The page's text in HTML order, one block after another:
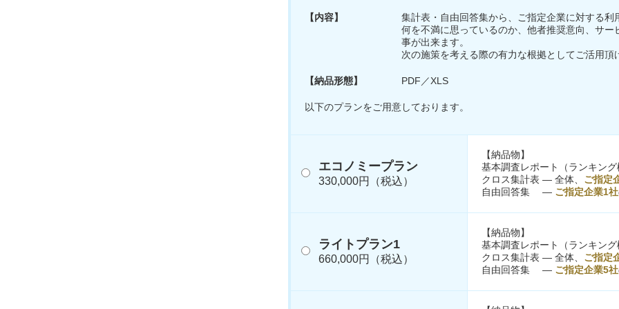
【内容】
集計表・自由回答集から、ご指定企業に対する
何を不満に思っているのか、他者推奨意向、サ
事が出来ます。
次の施策を考える際の有力な根拠としてご活用頂
【納品形態】 PDF／XLS
以下のプランをご用意しております。
エコノミープラン
330,000円（税込）
【納品物】
基本調査レポート（ランキン
クロス集計表 ― 全体、 ご指定
自由回答集 ― ご指定企業1社
ライトプラン1
660,000円（税込）
【納品物】
基本調査レポート（ランキン
クロス集計表 ― 全体、 ご指定
自由回答集 ― ご指定企業5社